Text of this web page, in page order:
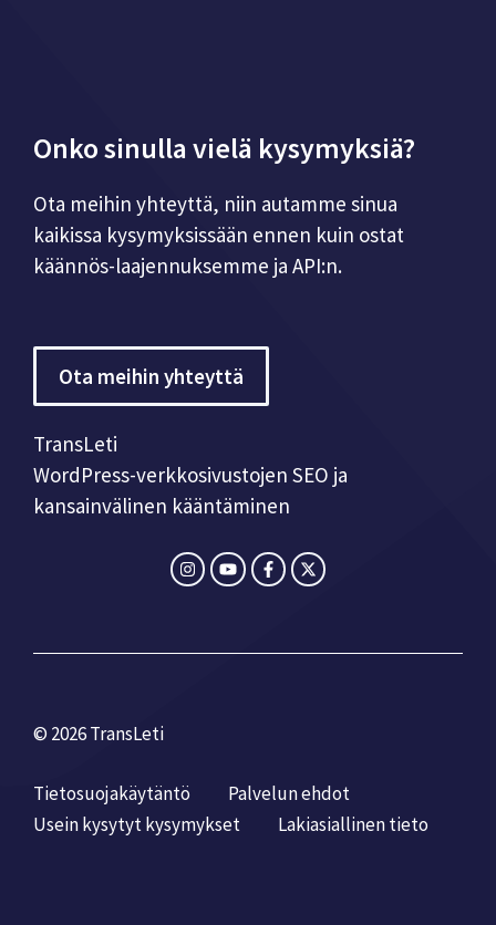
Onko sinulla vielä kysymyksiä?
Ota meihin yhteyttä, niin autamme sinua
kaikissa kysymyksissään ennen kuin ostat
käännös-laajennuksemme ja API:n.
Ota meihin yhteyttä
TransLeti
WordPress-verkkosivustojen SEO ja
kansainvälinen kääntäminen
© 2026 TransLeti
Tietosuojakäytäntö
Palvelun ehdot
Usein kysytyt kysymykset
Laki­asiallinen tieto